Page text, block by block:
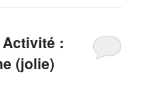
:
(jolie)